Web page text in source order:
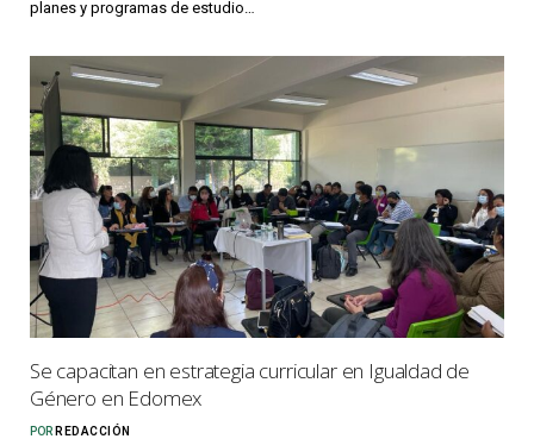
planes y programas de estudio…
Se capacitan en estrategia curricular en Igualdad de
Género en Edomex
POR REDACCIÓN